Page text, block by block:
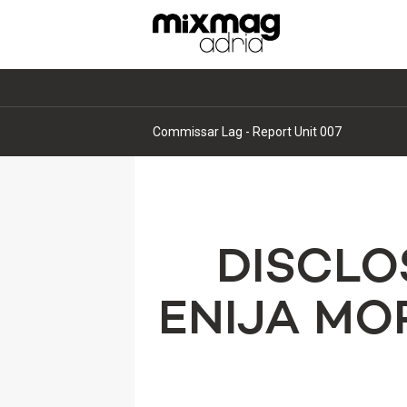
Commissar Lag - Report Unit 007
ENIJA